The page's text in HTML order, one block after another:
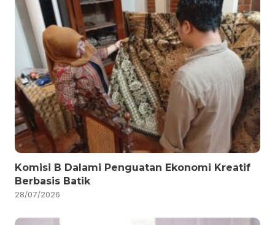
Komisi B Dalami Penguatan Ekonomi Kreatif
Berbasis Batik
28/07/2026